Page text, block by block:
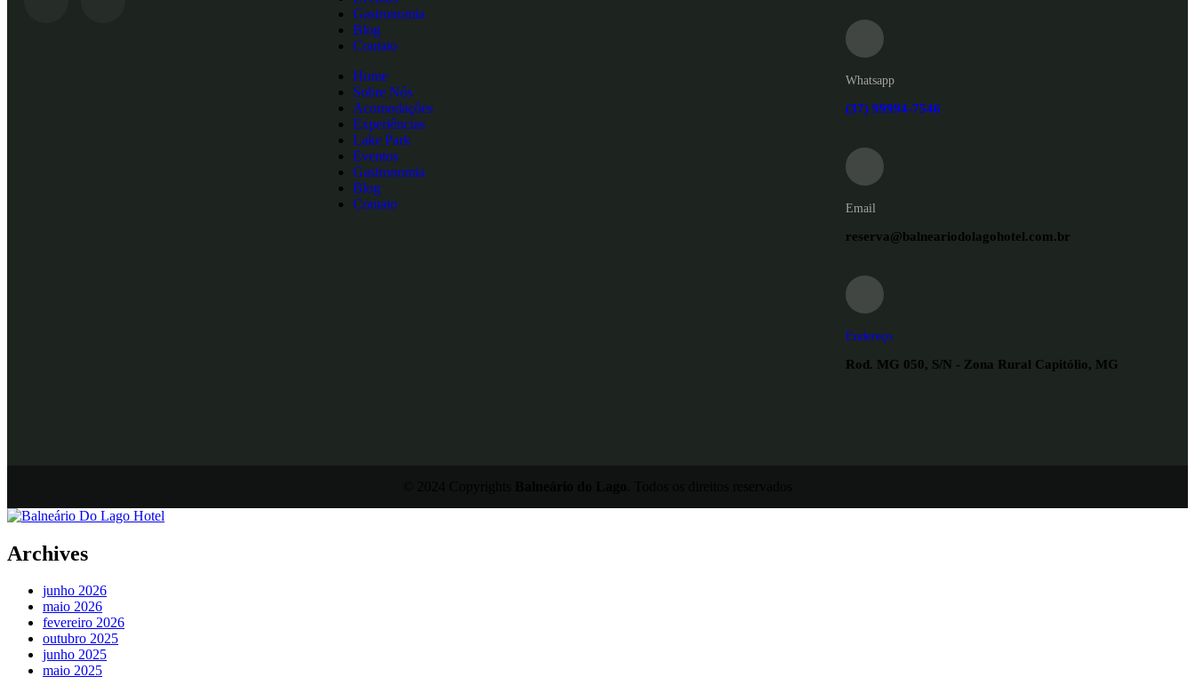
Gastronomia
Blog
Contato
Home
Sobre Nós
Acomodações
Experiências
Lake Park
Eventos
Gastronomia
Blog
Contato
Whatsapp
(37) 99994-7546
Email
reserva@balneariodolagohotel.com.br
Endereço
Rod. MG 050, S/N - Zona Rural Capitólio, MG
Archives
junho 2026
maio 2026
fevereiro 2026
outubro 2025
junho 2025
maio 2025